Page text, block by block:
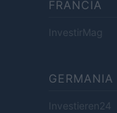
FRANCIA
InvestirMag
GERMANIA
Investieren24